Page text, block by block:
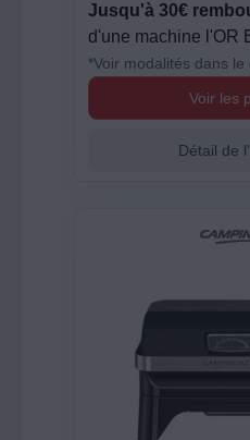
Jusqu'à 30€
d'une machine l'OR
*Voir modalités dans
Voir les
Détail de